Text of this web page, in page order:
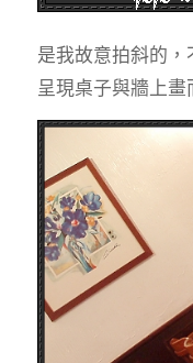
是我故意拍斜的
呈現桌子與牆上